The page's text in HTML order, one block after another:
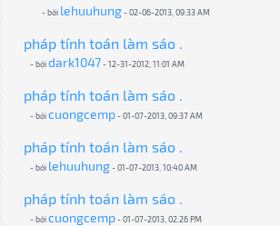
- bởi lehuuhung- 02-06-2013, 09:33 AM
pháp tính toán làm sáo .
- bởidark1047 - 12-31-2012, 11:01 AM
pháp tính toán làm sáo .
- bởicuongcemp- 01-07-2013, 09:37 AM
pháp tính toán làm sáo .
- bởi lehuuhung- 01-07-2013, 10:40 AM
pháp tính toán làm sáo .
- bởicuongcemp- 01-07-2013, 02:26 PM